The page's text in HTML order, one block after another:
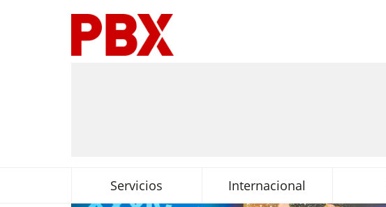
Servicios Internacional